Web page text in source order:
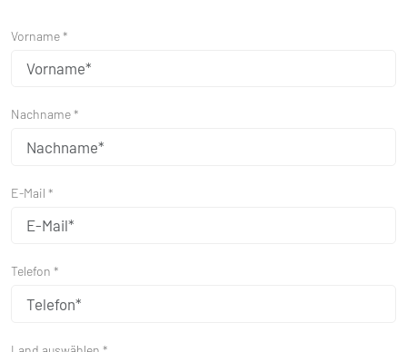
Vorname *
Nachname *
E-Mail *
Telefon *